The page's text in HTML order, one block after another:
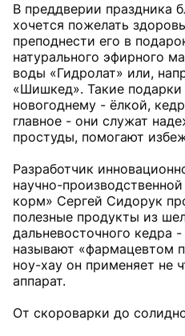
В преддверии праздника
хочется пожелать
преподнести его в
натурального эфирного
воды «Гидролат» или,
«Шишкед». Такие подарки
новогоднему - ёлкой,
главное - они служат
простуды, помогают
Разработчик
научно-
корм» Сергей Сидорук
полезные продукты из
дальневосточного кедра
называют «фармацевтом
ноу-хау он применяет не
аппарат.
От скороварки до